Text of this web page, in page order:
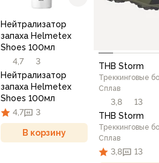
Нейтрализатор
запаха Helmetex
Shoes 100мл
4,7
3
Нейтрализатор
запаха Helmetex
Shoes 100мл
4,7
3
В корзину
THB Storm
Треккинговые
Сплав
3,8
13
THB Storm
Треккинговые
Сплав
3,8 13